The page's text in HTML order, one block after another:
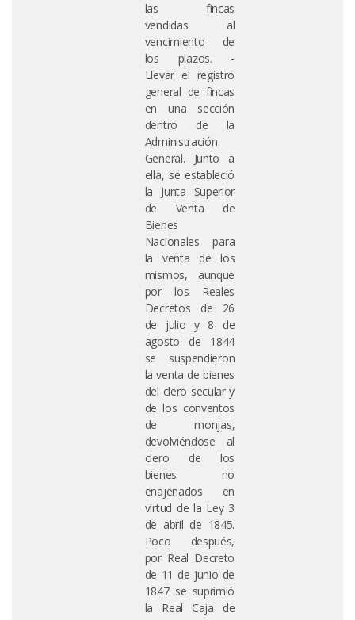
las fincas
vendidas al
vencimiento de
los plazos. -
Llevar el registro
general de fincas
en una sección
dentro de la
Administración
General. Junto a
ella, se estableció
la Junta Superior
de Venta de
Bienes
Nacionales para
la venta de los
mismos, aunque
por los Reales
Decretos de 26
de julio y 8 de
agosto de 1844
se suspendieron
la venta de bienes
del clero secular y
de los conventos
de monjas,
devolviéndose al
clero de los
bienes no
enajenados en
virtud de la Ley 3
de abril de 1845.
Poco después,
por Real Decreto
de 11 de junio de
1847 se suprimió
la Real Caja de